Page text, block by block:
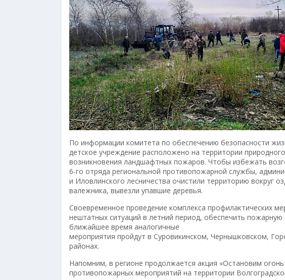
По информации комитета по обеспечению безопасности
детское учреждение расположено на территории
возникновения ландшафтных пожаров. Чтобы избежать
6-го отряда региональной противопожарной службы,
и Иловлинского лесничества очистили территорию вокруг
валежника, вывезли упавшие деревья.
Своевременное проведение комплекса профилактических
нештатных ситуаций в летний период, обеспечить
ближайшее время аналогичные
мероприятия пройдут в Суровикинском, Чернышковском,
районах.
Напомним, в регионе продолжается акция «Остановим
противопожарных мероприятий на территории